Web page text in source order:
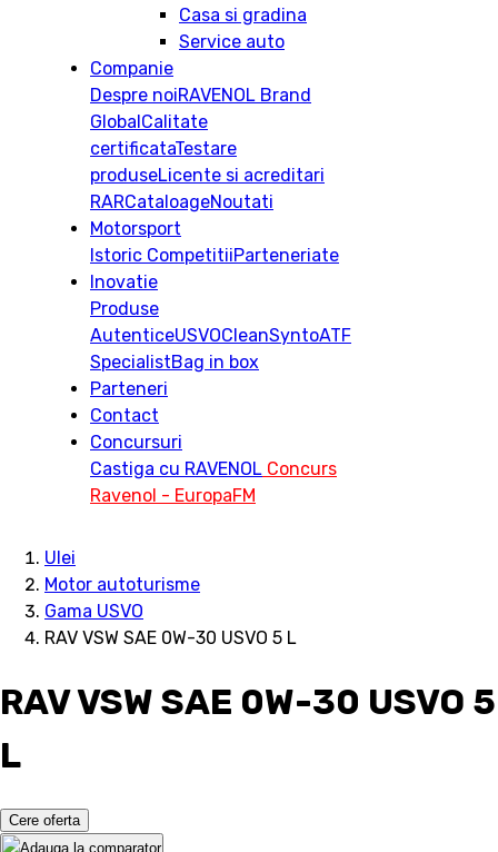
Casa si gradina
Service auto
Companie
Despre noiRAVENOL Brand
GlobalCalitate
certificataTestare
produseLicente si acreditari
RARCataloageNoutati
Motorsport
Istoric CompetitiiParteneriate
Inovatie
Produse
AutenticeUSVOCleanSyntoATF
SpecialistBag in box
Parteneri
Contact
Concursuri
Castiga cu RAVENOL Concurs
Ravenol - EuropaFM
Ulei
Motor autoturisme
Gama USVO
RAV VSW SAE 0W-30 USVO 5 L
RAV VSW SAE 0W-30 USVO 5
L
Cere oferta
Adauga la comparator